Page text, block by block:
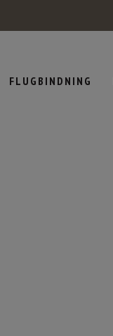
FLUGBINDNING